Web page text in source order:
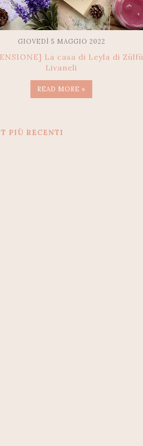
GIOVEDÌ 5 MAGGIO 2022
La casa di Leyla di Zülfü
Livaneli
READ MORE »
PIÙ RECENTI